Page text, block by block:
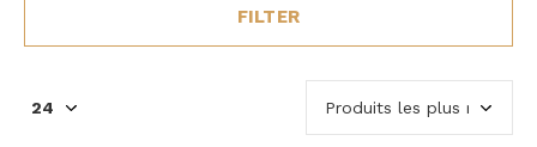
FILTER